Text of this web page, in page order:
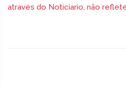
através do Noticiario, não